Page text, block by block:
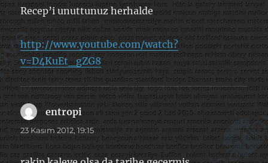
Recep’i unuttunuz herhalde
http://www.youtube.com/watch?
v=D4KuEt_gZG8
entropidedi
ki:
23 Kasım 2012, 19:15